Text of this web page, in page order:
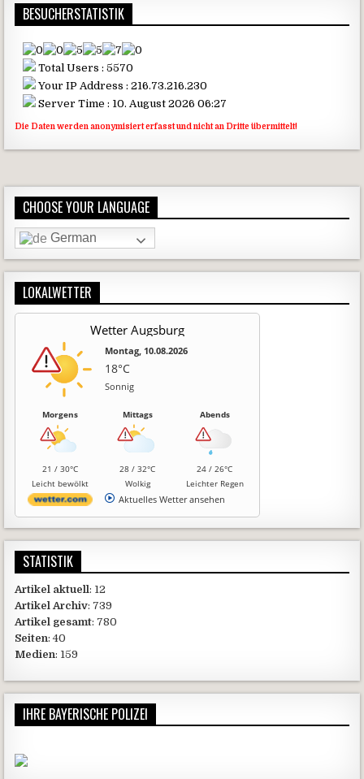
BESUCHERSTATISTIK
Total Users : 5570
Your IP Address : 216.73.216.230
Server Time : 10. August 2026 06:27
Die Daten werden anonymisiert erfasst und nicht an Dritte übermittelt!
CHOOSE YOUR LANGUAGE
German
LOKALWETTER
Wetter Augsburg
Montag, 10.08.2026
18°C
Sonnig
Morgens
21 / 30°C
Leicht bewölkt
Mittags
28 / 32°C
Wolkig
Abends
24 / 26°C
Leichter Regen
Aktuelles Wetter ansehen
STATISTIK
Artikel aktuell: 12
Artikel Archiv: 739
Artikel gesamt: 780
Seiten: 40
Medien: 159
IHRE BAYERISCHE POLIZEI